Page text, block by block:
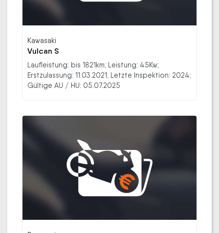
Kawasaki
Vulcan S
Laufleistung: bis 1821km; Leistung: 45Kw;
Erstzulassung: 11.03.2021; Letzte Inspektion: 2024;
Gültige AU / HU: 05.07.2025